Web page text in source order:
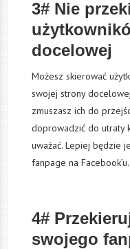
3# Nie
docelowej
Możesz skierować
swojej strony
zmuszasz ich do
doprowadzić do utraty
uważać. Lepiej będzie
fanpage na Facebook’u.
4#
swojego